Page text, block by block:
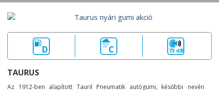
D C 73 dB
TAURUS
Az 1912-ben alapított Tauril Pneumatik autógumi, későbbi nevén